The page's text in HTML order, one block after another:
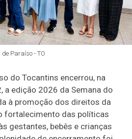
Paraíso - TO
do Tocantins encerrou, na
a edição 2026 da Semana do
à promoção dos direitos da
fortalecimento das políticas
gestantes, bebês e crianças